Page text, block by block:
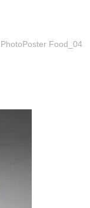
PhotoPoster Food_04